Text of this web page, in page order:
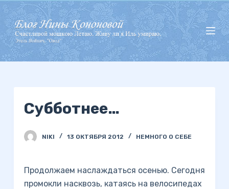
П
е
р
е
й
Субботнее…
NIKI 13 ОКТЯБРЯ 2012 НЕМНОГО О СЕБЕ
Продолжаем наслаждаться осенью. Сегодня
промокли насквозь, катаясь на велосипедах